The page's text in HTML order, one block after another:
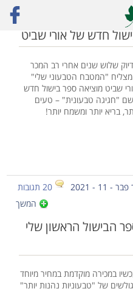
חדש של אורי שביט
שלוש שנים אחרי רב המכר
"המטבח הטבעוני שלי"
שביט מוציאה ספר בישול חדש
"חגיגה טבעונית" – טעים
בריא יותר ומשמח יותר!
11 - 2021
20 תגובות
המשך
הבישול הראשון שלי
במכירה מוקדמת במחיר מיוחד
של "טבעוניות נהנות יותר"